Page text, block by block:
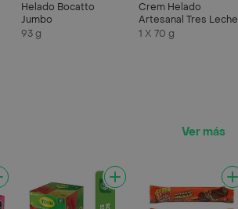
Helado Bocatto
Jumbo
93 g
Crem Helado
Artesanal Tres
1 X 70 g
Ver más